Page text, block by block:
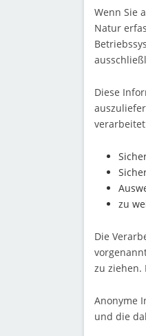
Wenn Sie
Natur
Diese
zu
Die
zu ziehen.
Anonyme
und die